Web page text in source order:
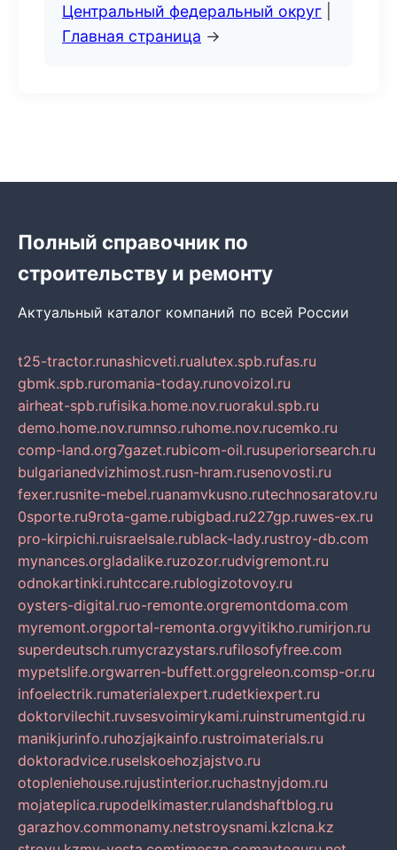
Центральный федеральный округ
Главная страница →
Полный справочник по
строительству и ремонту
Актуальный каталог компаний по всей России
t25-tractor.runashicveti.rualutex.spb.rufas.ru
gbmk.spb.ruromania-today.runovoizol.ru
airheat-spb.rufisika.home.nov.ruorakul.spb.ru
demo.home.nov.rumnso.ruhome.nov.rucemko.ru
comp-land.org7gazet.rubicom-oil.rusuperiorsearch.ru
bulgarianedvizhimost.rusn-hram.rusenovosti.ru
fexer.rusnite-mebel.ruanamvkusno.rutechnosaratov.ru
0sporte.ru9rota-game.rubigbad.ru227gp.ruwes-ex.ru
pro-kirpichi.ruisraelsale.rublack-lady.rustroy-db.com
mynances.orgladalike.ruzozor.rudvigremont.ru
odnokartinki.ruhtccare.rublogizotovoy.ru
oysters-digital.ruo-remonte.orgremontdoma.com
myremont.orgportal-remonta.orgvyitikho.rumirjon.ru
superdeutsch.rumycrazystars.rufilosofyfree.com
mypetslife.orgwarren-buffett.orggreleon.comsp-or.ru
infoelectrik.rumaterialexpert.rudetkiexpert.ru
doktorvilechit.ruvsesvoimirykami.ruinstrumentgid.ru
manikjurinfo.ruhozjajkainfo.rustroimaterials.ru
doktoradvice.ruselskoehozjajstvo.ru
otopleniehouse.rujustinterior.ruchastnyjdom.ru
mojateplica.rupodelkimaster.rulandshaftblog.ru
garazhov.commonamy.netstroysnami.kzlcna.kz